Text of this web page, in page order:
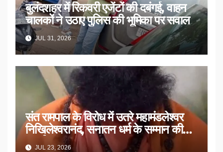
बुलंदशहर में रिकवरी एजेंटों की दबंगई, वाहन
चालकों ने उठाए पुलिस की भूमिका पर सवाल
JUL 31, 2026
संत रामपाल के विरोध में उतरे महामंडलेश्वर
निखिलेश्वरानंद, सनातन धर्म के सम्मान की
उठाई मांग
JUL 23, 2026